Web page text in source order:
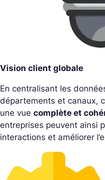
Vision client globale
En centralisant les
départements et canaux,
une vue complète et
entreprises peuvent ainsi
interactions et améliorer